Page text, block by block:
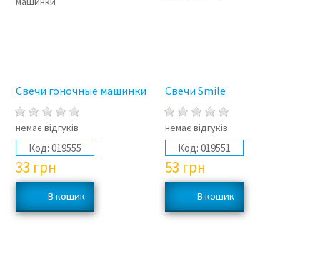
Свечи гоночные машинки
немає відгуків
Код: 019555
33 грн
Свечи Smile
немає відгуків
Код: 019551
53 грн